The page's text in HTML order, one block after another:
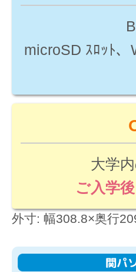
microSD ｽﾛｯﾄ
大学
ご入学
外寸: 幅308.8×奥行